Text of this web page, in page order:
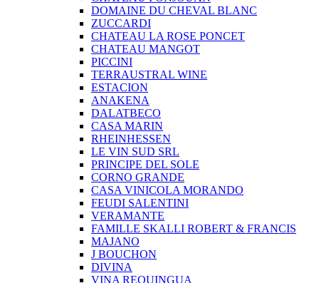
DOMAINE DU CHEVAL BLANC
ZUCCARDI
CHATEAU LA ROSE PONCET
CHATEAU MANGOT
PICCINI
TERRAUSTRAL WINE
ESTACION
ANAKENA
DALATBECO
CASA MARIN
RHEINHESSEN
LE VIN SUD SRL
PRINCIPE DEL SOLE
CORNO GRANDE
CASA VINICOLA MORANDO
FEUDI SALENTINI
VERAMANTE
FAMILLE SKALLI ROBERT & FRANCIS
MAJANO
J BOUCHON
DIVINA
VINA REQUINGUA